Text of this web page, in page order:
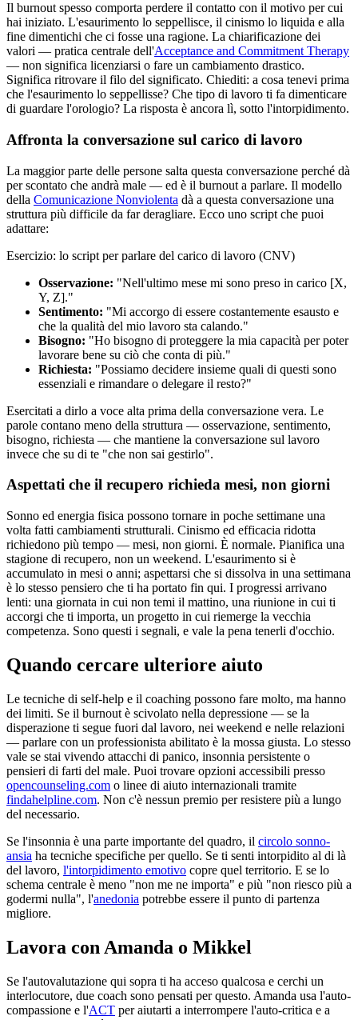
Il burnout spesso comporta perdere il contatto con il motivo per cui
hai iniziato. L'esaurimento lo seppellisce, il cinismo lo liquida e alla
fine dimentichi che ci fosse una ragione. La chiarificazione dei
valori — pratica centrale dell'Acceptance and Commitment Therapy
— non significa licenziarsi o fare un cambiamento drastico.
Significa ritrovare il filo del significato. Chiediti: a cosa tenevi prima
che l'esaurimento lo seppellisse? Che tipo di lavoro ti fa dimenticare
di guardare l'orologio? La risposta è ancora lì, sotto l'intorpidimento.
Affronta la conversazione sul carico di lavoro
La maggior parte delle persone salta questa conversazione perché dà
per scontato che andrà male — ed è il burnout a parlare. Il modello
della Comunicazione Nonviolenta dà a questa conversazione una
struttura più difficile da far deragliare. Ecco uno script che puoi
adattare:
Esercizio: lo script per parlare del carico di lavoro (CNV)
Osservazione: "Nell'ultimo mese mi sono preso in carico [X,
Y, Z]."
Sentimento: "Mi accorgo di essere costantemente esausto e
che la qualità del mio lavoro sta calando."
Bisogno: "Ho bisogno di proteggere la mia capacità per poter
lavorare bene su ciò che conta di più."
Richiesta: "Possiamo decidere insieme quali di questi sono
essenziali e rimandare o delegare il resto?"
Esercitati a dirlo a voce alta prima della conversazione vera. Le
parole contano meno della struttura — osservazione, sentimento,
bisogno, richiesta — che mantiene la conversazione sul lavoro
invece che su di te "che non sai gestirlo".
Aspettati che il recupero richieda mesi, non giorni
Sonno ed energia fisica possono tornare in poche settimane una
volta fatti cambiamenti strutturali. Cinismo ed efficacia ridotta
richiedono più tempo — mesi, non giorni. È normale. Pianifica una
stagione di recupero, non un weekend. L'esaurimento si è
accumulato in mesi o anni; aspettarsi che si dissolva in una settimana
è lo stesso pensiero che ti ha portato fin qui. I progressi arrivano
lenti: una giornata in cui non temi il mattino, una riunione in cui ti
accorgi che ti importa, un progetto in cui riemerge la vecchia
competenza. Sono questi i segnali, e vale la pena tenerli d'occhio.
Quando cercare ulteriore aiuto
Le tecniche di self-help e il coaching possono fare molto, ma hanno
dei limiti. Se il burnout è scivolato nella depressione — se la
disperazione ti segue fuori dal lavoro, nei weekend e nelle relazioni
— parlare con un professionista abilitato è la mossa giusta. Lo stesso
vale se stai vivendo attacchi di panico, insonnia persistente o
pensieri di farti del male. Puoi trovare opzioni accessibili presso
opencounseling.com o linee di aiuto internazionali tramite
findahelpline.com. Non c'è nessun premio per resistere più a lungo
del necessario.
Se l'insonnia è una parte importante del quadro, il circolo sonno-
ansia ha tecniche specifiche per quello. Se ti senti intorpidito al di là
del lavoro, l'intorpidimento emotivo copre quel territorio. E se lo
schema centrale è meno "non me ne importa" e più "non riesco più a
godermi nulla", l'anedonia potrebbe essere il punto di partenza
migliore.
Lavora con Amanda o Mikkel
Se l'autovalutazione qui sopra ti ha acceso qualcosa e cerchi un
interlocutore, due coach sono pensati per questo. Amanda usa l'auto-
compassione e l'ACT per aiutarti a interrompere l'auto-critica e a